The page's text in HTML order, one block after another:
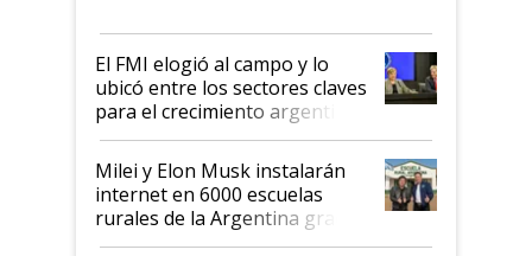
de Milei
El FMI elogió al campo y lo
ubicó entre los sectores claves
para el crecimiento argentino
Milei y Elon Musk instalarán
internet en 6000 escuelas
rurales de la Argentina gracias
a un acuerdo con Starlink